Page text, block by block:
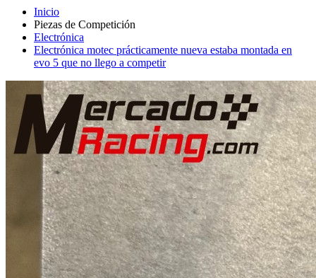
Piezas de Competición
Electrónica
Electrónica motec prácticamente nueva estaba montada en
evo 5 que no llego a competir